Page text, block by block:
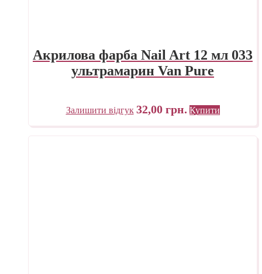
Акрилова фарба Nail Art 12 мл 033
ультрамарин Van Pure
Залишити відгук 32,00 грн. Купити